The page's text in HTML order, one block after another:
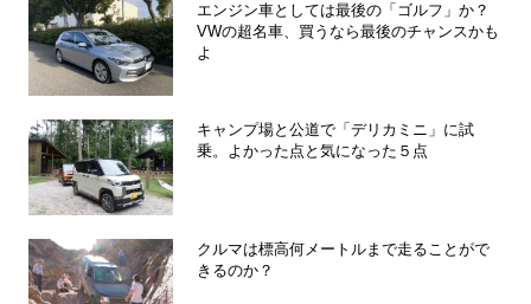
エンジン車としては最後の「ゴルフ」か？
VWの超名車、買うなら最後のチャンスかも
よ
キャンプ場と公道で「デリカミニ」に試
乗。よかった点と気になった５点
クルマは標高何メートルまで走ることがで
きるのか？